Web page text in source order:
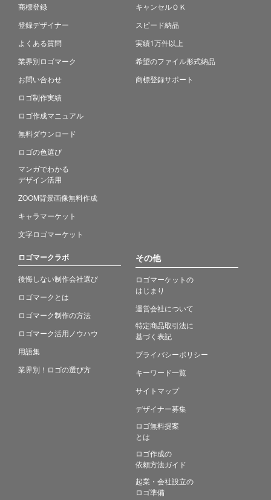
商標登録
登録デザイナー
よくある質問
業界別ロゴマーク
お問い合わせ
ロゴ制作実績
ロゴ作成マニュアル
無料ダウンロード
ロゴの色選び
マンガでわかる
デザイン活用
ZOOM背景画像無料作成
キャラマーケット
文字ロゴマーケット
キャンセルＯＫ
スピード納品
実績1万件以上
希望のファイル形式納品
商標登録サポート
ロゴマークラボ
後悔しない制作会社選び
ロゴマークとは
ロゴマーク制作の方法
ロゴマーク活用ノウハウ
用語集
業界別！ロゴの選び方
その他
ロゴマーケットの
はじまり
運営会社について
特定商品取引法に
基づく表記
プライバシーポリシー
キーワード一覧
サイトマップ
デザイナー募集
ロゴ無料提案
とは
ロゴ作成の
依頼方法ガイド
起業・会社設立の
ロゴ準備